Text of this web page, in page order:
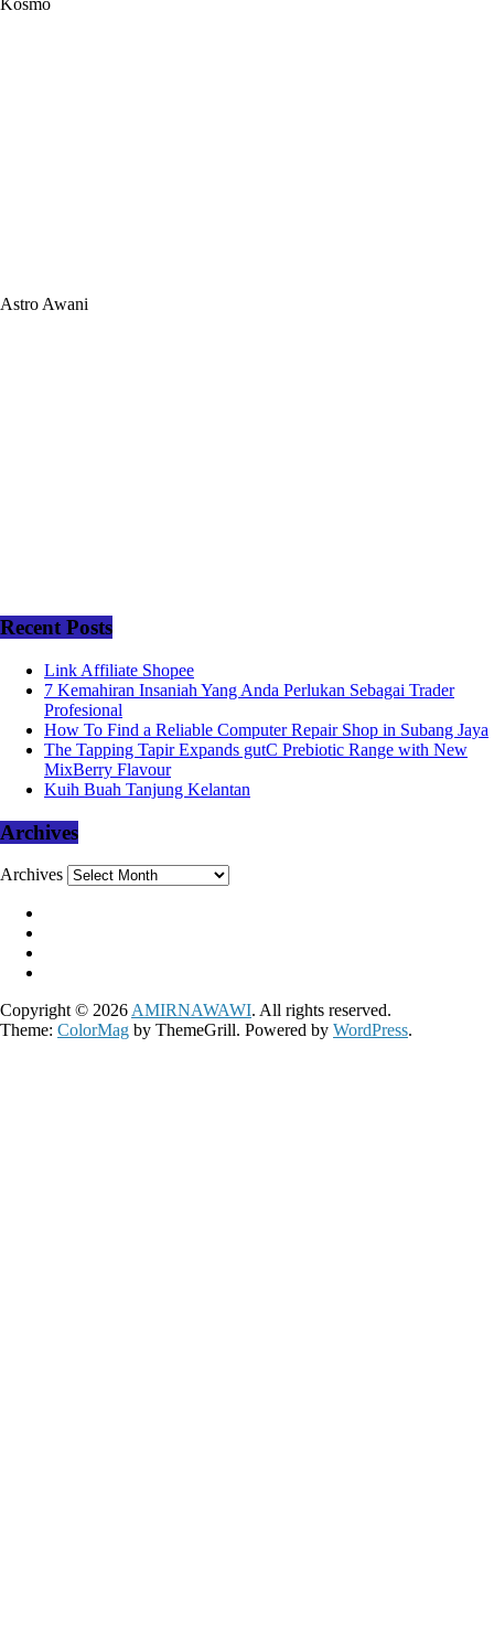
Kosmo
Astro Awani
Recent Posts
Link Affiliate Shopee
7 Kemahiran Insaniah Yang Anda Perlukan Sebagai Trader
Profesional
How To Find a Reliable Computer Repair Shop in Subang Jaya
The Tapping Tapir Expands gutC Prebiotic Range with New
MixBerry Flavour
Kuih Buah Tanjung Kelantan
Archives
Archives
Copyright © 2026 AMIRNAWAWI. All rights reserved.
Theme: ColorMag by ThemeGrill. Powered by WordPress.